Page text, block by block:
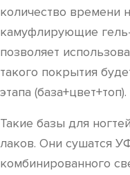
количество времени
камуфлирующие
позволяет
такого покрытия
этапа (база+цвет+топ).
Такие базы для
лаков. Они сушатся
комбинированного